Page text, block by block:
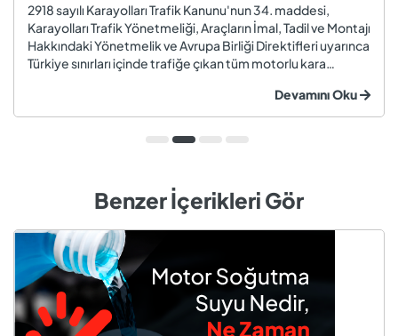
2918 sayılı Karayolları Trafik Kanunu'nun 34. maddesi,
Karayolları Trafik Yönetmeliği, Araçların İmal, Tadil ve Montajı
Hakkındaki Yönetmelik ve Avrupa Birliği Direktifleri uyarınca
Türkiye sınırları içinde trafiğe çıkan tüm motorlu kara
zorundadır. Araç muayenesi; otomobil, motosiklet,
kamyon, kamyo...
Devamını Oku
Benzer İçerikleri Gör